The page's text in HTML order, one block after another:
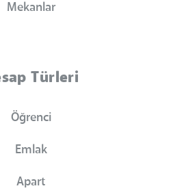
Mekanlar
Türleri
Öğrenci
Emlak
Apart